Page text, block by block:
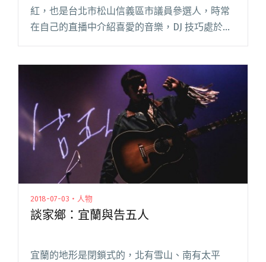
紅，也是台北市松山信義區市議員參選人，時常
在自己的直播中介紹喜愛的音樂，DJ 技巧處於幼
兒階段的中年娃娃臉男子。 四十歲賣房辭職創立
流影音政治參與、流行娛樂閱讀全文 "【專訪】
上班不要看首腦呱吉：有些歌，不方便說"
2018-07-03・人物
談家鄉：宜蘭與告五人
宜蘭的地形是閉鎖式的，北有雪山、南有太平